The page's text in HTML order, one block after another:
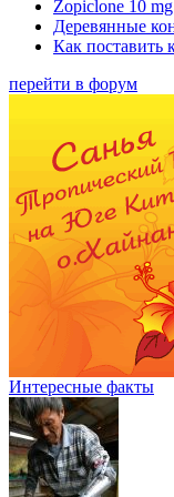
Zopiclone 10
Деревянные
Как поставить
перейти в форум
Интересные факты